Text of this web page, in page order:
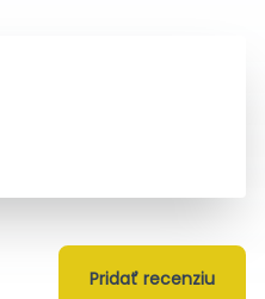
Pridať recenziu